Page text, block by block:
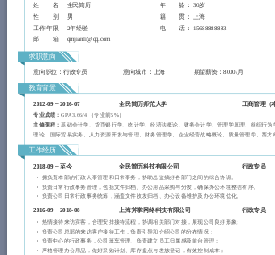
姓 名 ： 全民简历 年 龄 ： 30岁
性 别 ： 男 籍 贯 ： 上海
工作年限 ： 2年经验 电 话 ： 15688888883
邮 箱 ： qmjianli@qq.com
求职意向
意向职位：行政专员 意向城市：上海 期望薪资：8000/月
教育背景
2012-09 ~2016-07 全民简历师范大学
工商管理（
专业成绩：GPA 3.66/4 （专业前5%）
主修课程：基础会计学、货币银行学、统计学、经济法概论、财务会计学、管理学原理、组织行为
理论、国际贸易实务、人力资源开发与管理、财务管理学、企业经营战略概论、质量管理学、西方
工作经历
2018-09 ~至今 全民简历科技有限公司 行政专员
拥负责本部的行政人事管理和日常事务，协助总监搞好各部门之间的综合协调。
负责日常行政事务管理，包括文件归档、办公用品采购与分发，确保办公环境整洁有序。
负责公司日常行政事务统筹，涵盖文件收发归档、办公设备维护及办公环境优化。
2016-09 ~2018-08 上海斧掌网络科技有限公司
行政专员
热情接待来访宾客，合理安排接待流程，协调相关部门对接，展现公司良好形象;
负责公司总部的来访客户接待工作，负责引导和介绍公司的分布情况；
负责中心的行政事务，公司班车管理、负责建立员工归属感及前台管理；
严格管理办公用品，做好采购计划、库存盘点与发放登记，有效控制成本；